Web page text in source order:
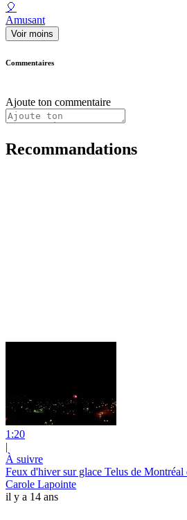
🎈
Amusant
Voir moins
Commentaires
Ajoute ton commentaire
Recommandations
1:20
|
À suivre
Feux d'hiver sur glace Telus de
Carole Lapointe
il y a 14 ans